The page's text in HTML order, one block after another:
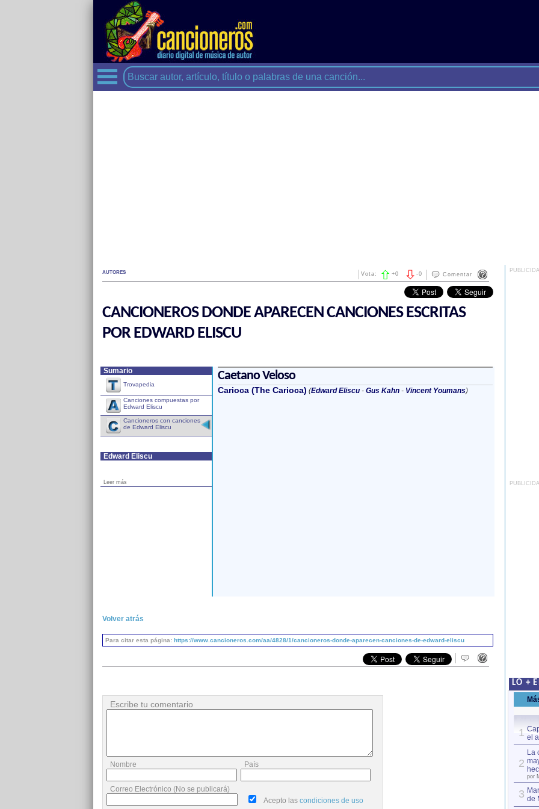
AUTORES Comentar
-0
Vota: +0
CANCIONEROS DONDE APARECEN CANCIONES ESCRITAS
POR EDWARD ELISCU
Sumario
Trovapedia
Canciones compuestas por
Edward Eliscu
Cancioneros con canciones
de Edward Eliscu
Edward Eliscu
Leer más
Caetano Veloso
Carioca (The Carioca) (Edward Eliscu- Gus Kahn- Vincent Youmans)
Volver atrás
Para citar esta página: https://www.cancioneros.com/aa/4828/1/cancioneros-donde-aparecen-canciones-de-edward-eliscu
Escribe tu comentario
Nombre País
Correo Electrónico (No se publicará)
Acepto las condiciones de uso
LO +
1 el
2
La
por
3 de